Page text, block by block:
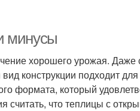
минусы
хорошего урожая.
конструкции подходит
формата, который
считать, что теплицы с